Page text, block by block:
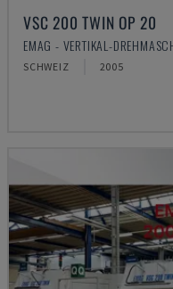
VSC 200 TWIN OP 20
EMAG - VERTIKAL-
SCHWEIZ 2005